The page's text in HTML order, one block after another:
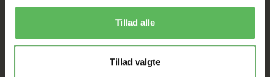
Tillad alle
Tillad valgte